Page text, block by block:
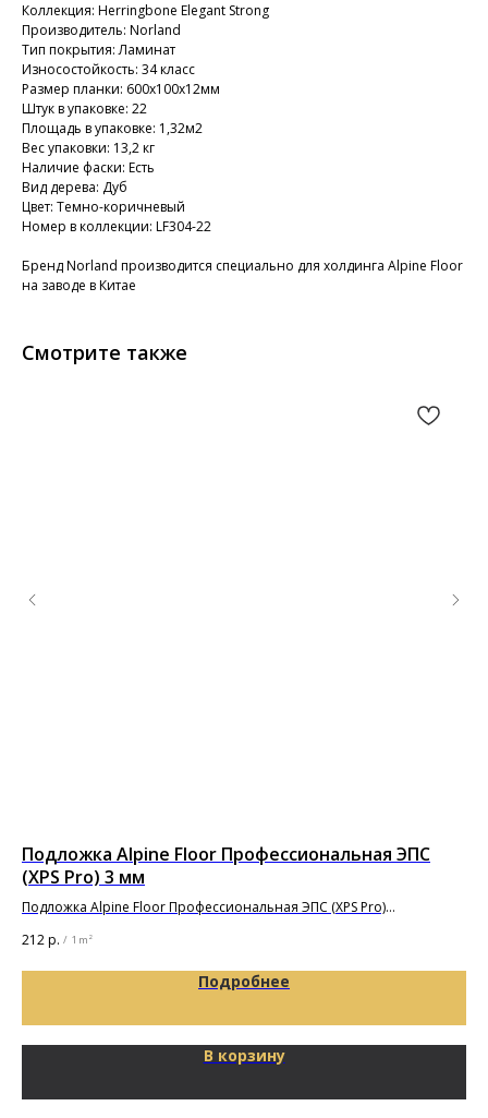
Коллекция: Herringbone Elegant Strong
Производитель: Norland
Тип покрытия: Ламинат
Износостойкость: 34 класс
Размер планки: 600х100х12мм
Штук в упаковке: 22
Площадь в упаковке: 1,32м2
Вес упаковки: 13,2 кг
Наличие фаски: Есть
Вид дерева: Дуб
Цвет: Темно-коричневый
Номер в коллекции: LF304-22
Бренд Norland производится специально для холдинга Alpine Floor
на заводе в Китае
Смотрите также
Подложка Alpine Floor Профессиональная ЭПС
(XPS Pro) 3 мм
Подложка Alpine Floor Профессиональная ЭПС (XPS Pro)
212р. / 1 m²
Подробнее
В корзину